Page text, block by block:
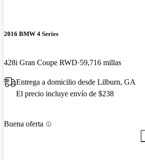
2016 BMW 4 Series
428i Gran Coupe RWD 59,716 millas
Entrega a domicilio desde Lilburn, GA
El precio incluye envío de $238
Buena oferta